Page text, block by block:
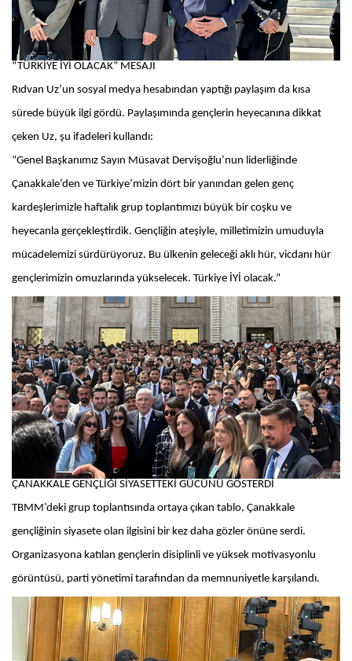
“TÜRKİYE İYİ OLACAK” MESAJI
Rıdvan Uz’un sosyal medya hesabından yaptığı paylaşım da kısa
sürede büyük ilgi gördü. Paylaşımında gençlerin heyecanına dikkat
çeken Uz, şu ifadeleri kullandı:
“Genel Başkanımız Sayın Müsavat Dervişoğlu’nun liderliğinde
Çanakkale’den ve Türkiye’mizin dört bir yanından gelen genç
kardeşlerimizle haftalık grup toplantımızı büyük bir coşku ve
heyecanla gerçekleştirdik. Gençliğin ateşiyle, milletimizin umuduyla
mücadelemizi sürdürüyoruz. Bu ülkenin geleceği aklı hür, vicdanı hür
gençlerimizin omuzlarında yükselecek. Türkiye İYİ olacak.”
ÇANAKKALE GENÇLİĞİ SİYASETTEKİ GÜCÜNÜ GÖSTERDİ
TBMM’deki grup toplantısında ortaya çıkan tablo, Çanakkale
gençliğinin siyasete olan ilgisini bir kez daha gözler önüne serdi.
Organizasyona katılan gençlerin disiplinli ve yüksek motivasyonlu
görüntüsü, parti yönetimi tarafından da memnuniyetle karşılandı.